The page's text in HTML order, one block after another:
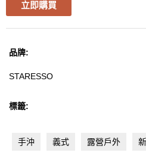
LELIT
MANDRITECH
Robot coupe
Bolero
KONO
立即購買
品牌:
STARESSO
標籤:
手沖 義式 露營戶外